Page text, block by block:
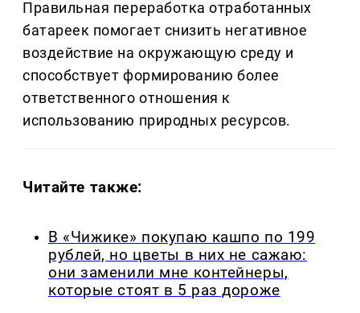
Правильная переработка отработанных
батареек помогает снизить негативное
воздействие на окружающую среду и
способствует формированию более
ответственного отношения к
использованию природных ресурсов.
Читайте также:
В «Чижике» покупаю кашпо по 199
рублей, но цветы в них не сажаю:
они заменили мне контейнеры,
которые стоят в 5 раз дороже